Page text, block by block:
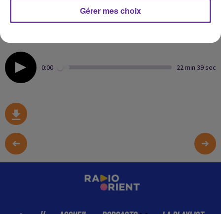
éviter des évasions, tandis qu’une question demeure :
0:00 22 min 39 sec
Gérer mes choix